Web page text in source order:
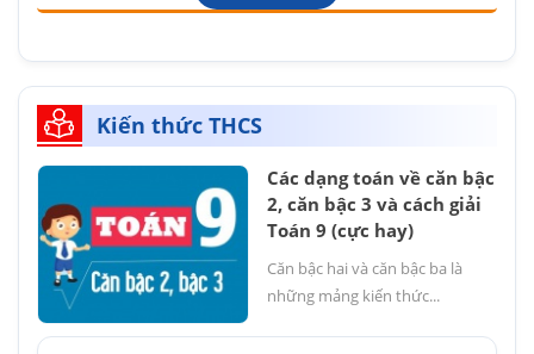
Kiến thức THCS
Các dạng toán về căn bậc
2, căn bậc 3 và cách giải
Toán 9 (cực hay)
Căn bậc hai và căn bậc ba là
những mảng kiến thức...